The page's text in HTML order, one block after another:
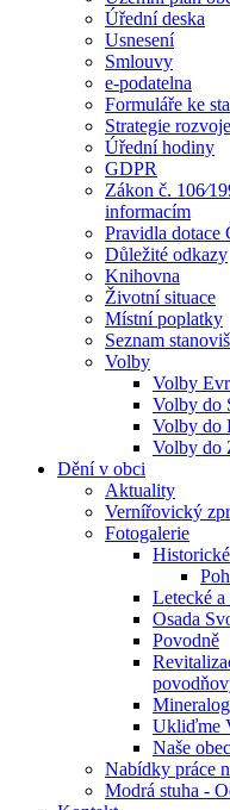
Úřední deska
Usnesení
Smlouvy
e-podatelna
Formuláře ke
Strategie
Úřední hodiny
GDPR
Zákon č.
informacím
Pravidla dotace
Důležité odkazy
Knihovna
Životní situace
Místní poplatky
Seznam
Volby
Volby
Volby do
Volby do
Volby do
Dění v obci
Aktuality
Vernířovický
Fotogalerie
Letecké
Osada
Povodně
Ukliďme
Naše
Nabídky práce
Modrá stuha -